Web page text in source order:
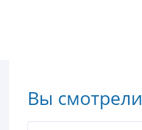
Вы смотрели